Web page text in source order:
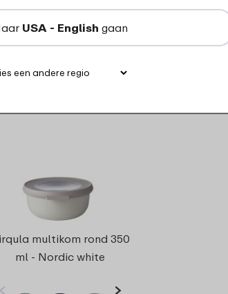
multikom rond 350
ml - Nordic white
USA - English gaan